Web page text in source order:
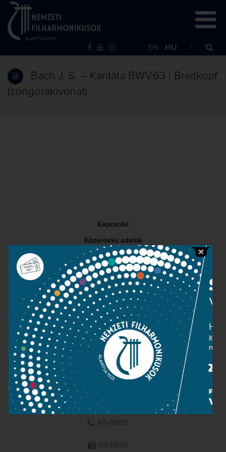
EN HU
Bach J. S. – Kantáta BWV.63 | Breitkopf
(zongorakivonat)
Kapcsolat
Közérdekű adatok
Sajtószoba
Adatvédelem
Impresszum
NEMZETI
FILHARMONIKUSOK
1095 Budapest, Komor Marcell u. 1. (Müpa)
411-6600
411-6699